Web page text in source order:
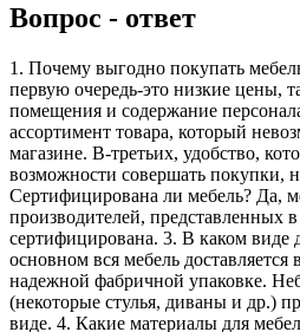
Вопрос - ответ
1. Почему выгодно покупать
первую очередь-это низкие цены,
помещения и содержание
ассортимент товара, который
магазине. В-третьих, удобство,
возможности совершать покупки,
Сертифицирована ли мебель? Да,
производителей, представленных
сертифицирована. 3. В каком виде
основном вся мебель доставляется
надежной фабричной упаковке.
(некоторые стулья, диваны и др.)
виде. 4. Какие материалы для